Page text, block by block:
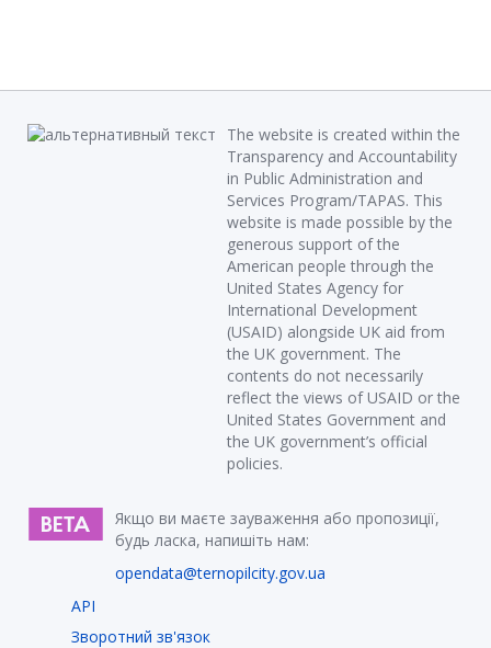
The website is created within the
Transparency and Accountability
in Public Administration and
Services Program/TAPAS. This
website is made possible by the
generous support of the
American people through the
United States Agency for
International Development
(USAID) alongside UK aid from
the UK government. The
contents do not necessarily
reflect the views of USAID or the
United States Government and
the UK government’s official
policies.
Якщо ви маєте зауваження або пропозиції,
будь ласка, напишіть нам:
opendata@ternopilcity.gov.ua
API
Зворотний зв'язок